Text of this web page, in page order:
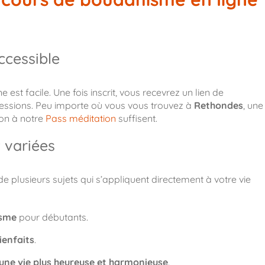
est facile. Une fois inscrit, vous recevrez un lien de
Peu importe où vous vous trouvez à Rethondes, une
à notre Pass méditation suffisent.
variées
plusieurs sujets qui s’appliquent directement à votre vie
pour débutants.
.
vie plus heureuse et harmonieuse.